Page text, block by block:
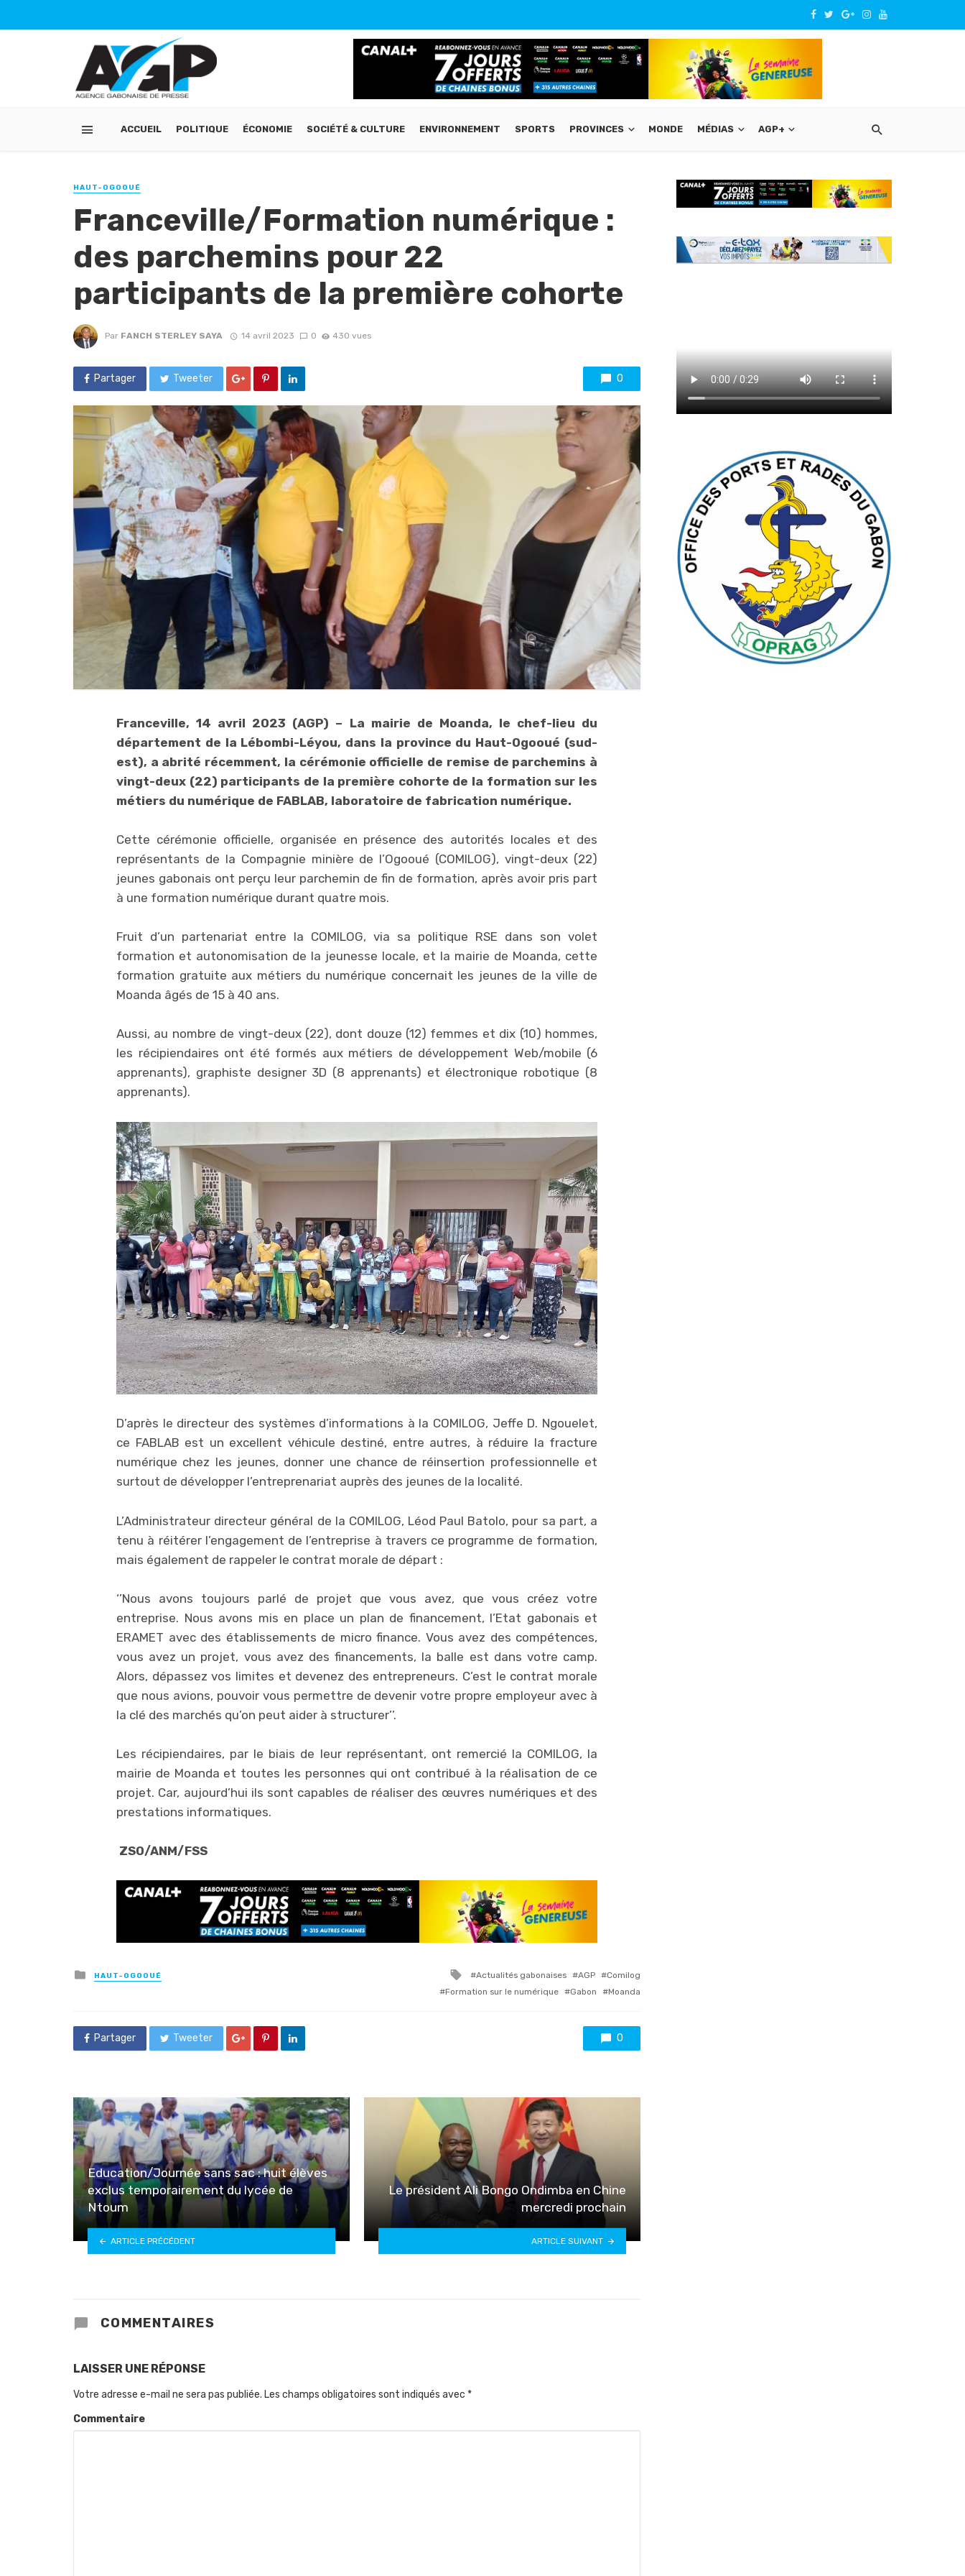
ACCUEIL POLITIQUE ÉCONOMIE SOCIÉTÉ & CULTURE ENVIRONNEMENT SPORTS PROVINCES MONDE MÉDIAS AGP+
HAUT-OGOOUÉ
Franceville/Formation numérique :
des parchemins pour 22
participants de la première cohorte
Par FANCH STERLEY SAYA 14 avril 2023 0 430 vues
Partager Tweeter 0
Franceville, 14 avril 2023 (AGP) – La mairie de Moanda, le chef-lieu du
département de la Lébombi-Léyou, dans la province du Haut-Ogooué (sud-
est), a abrité récemment, la cérémonie officielle de remise de parchemins à
vingt-deux (22) participants de la première cohorte de la formation sur les
métiers du numérique de FABLAB, laboratoire de fabrication numérique.
Cette cérémonie officielle, organisée en présence des autorités locales et des
représentants de la Compagnie minière de l’Ogooué (COMILOG), vingt-deux (22)
jeunes gabonais ont perçu leur parchemin de fin de formation, après avoir pris part
à une formation numérique durant quatre mois.
Fruit d’un partenariat entre la COMILOG, via sa politique RSE dans son volet
formation et autonomisation de la jeunesse locale, et la mairie de Moanda, cette
formation gratuite aux métiers du numérique concernait les jeunes de la ville de
Moanda âgés de 15 à 40 ans.
Aussi, au nombre de vingt-deux (22), dont douze (12) femmes et dix (10) hommes,
les récipiendaires ont été formés aux métiers de développement Web/mobile (6
apprenants), graphiste designer 3D (8 apprenants) et électronique robotique (8
apprenants).
D’après le directeur des systèmes d’informations à la COMILOG, Jeffe D. Ngouelet,
ce FABLAB est un excellent véhicule destiné, entre autres, à réduire la fracture
numérique chez les jeunes, donner une chance de réinsertion professionnelle et
surtout de développer l’entreprenariat auprès des jeunes de la localité.
L’Administrateur directeur général de la COMILOG, Léod Paul Batolo, pour sa part, a
tenu à réitérer l’engagement de l’entreprise à travers ce programme de formation,
mais également de rappeler le contrat morale de départ :
‘’Nous avons toujours parlé de projet que vous avez, que vous créez votre
entreprise. Nous avons mis en place un plan de financement, l’Etat gabonais et
ERAMET avec des établissements de micro finance. Vous avez des compétences,
vous avez un projet, vous avez des financements, la balle est dans votre camp.
Alors, dépassez vos limites et devenez des entrepreneurs. C’est le contrat morale
que nous avions, pouvoir vous permettre de devenir votre propre employeur avec à
la clé des marchés qu’on peut aider à structurer’’.
Les récipiendaires, par le biais de leur représentant, ont remercié la COMILOG, la
mairie de Moanda et toutes les personnes qui ont contribué à la réalisation de ce
projet. Car, aujourd’hui ils sont capables de réaliser des œuvres numériques et des
prestations informatiques.
ZSO/ANM/FSS
Posted
in
HAUT-OGOOUÉ
Tagged
with
Actualités gabonaises AGP
Comilog
Formation sur le numérique
Gabon Moanda
Partager Tweeter 0
Education/Journée sans sac : huit élèves
exclus temporairement du lycée de
Ntoum
ARTICLE PRÉCÉDENT
Le président Ali Bongo Ondimba en Chine
mercredi prochain
ARTICLE SUIVANT
COMMENTAIRES
LAISSER UNE RÉPONSE
Votre adresse e-mail ne sera pas publiée. Les champs obligatoires sont indiqués avec *
Commentaire